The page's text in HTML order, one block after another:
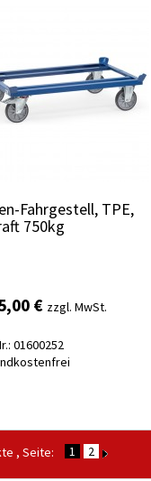
Fahrgestell, TPE,
750kg
€ zzgl. MwSt.
01600252
, Seite: 1 2